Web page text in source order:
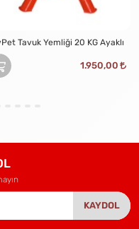
Tavuk Yemliği 20 KG Ayaklı
1.950,00
KAYDOL